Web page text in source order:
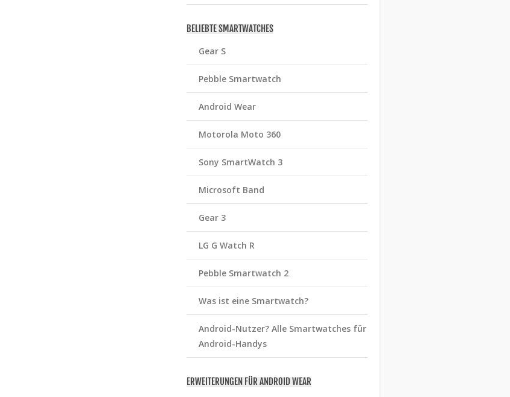
BELIEBTE SMARTWATCHES
Gear S
Pebble Smartwatch
Android Wear
Motorola Moto 360
Sony SmartWatch 3
Microsoft Band
Gear 3
LG G Watch R
Pebble Smartwatch 2
Was ist eine Smartwatch?
Android-Nutzer? Alle Smartwatches für
Android-Handys
ERWEITERUNGEN FÜR ANDROID WEAR